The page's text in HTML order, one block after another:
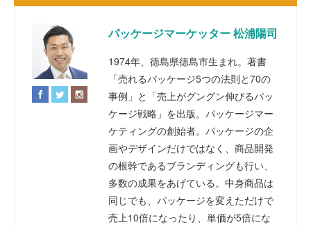
パッケージマーケッター 松浦陽司
1974年、徳島県徳島市生まれ。著書
「売れるパッケージ5つの法則と70の
事例」と「売上がグングン伸びるパッ
ケージ戦略」を出版。パッケージマー
ケティングの創始者。パッケージの企
画やデザインだけではなく、商品開発
の根幹であるブランディングも行い、
多数の成果をあげている。中身商品は
同じでも、パッケージを変えただけで
売上10倍になったり、単価が5倍にな